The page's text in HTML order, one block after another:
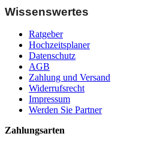
Wissenswertes
Ratgeber
Hochzeitsplaner
Datenschutz
AGB
Zahlung und Versand
Widerrufsrecht
Impressum
Werden Sie Partner
Zahlungsarten